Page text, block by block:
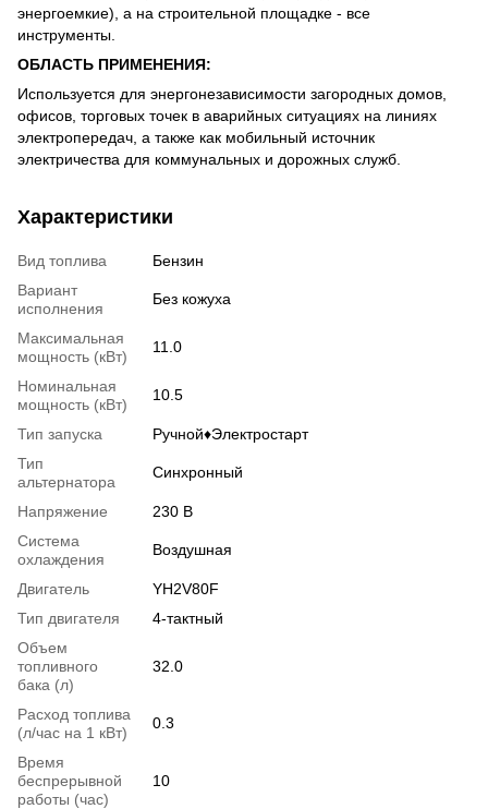
энергоемкие), а на строительной площадке - все
инструменты.
ОБЛАСТЬ ПРИМЕНЕНИЯ:
Используется для энергонезависимости загородных домов,
офисов, торговых точек в аварийных ситуациях на линиях
электропередач, а также как мобильный источник
электричества для коммунальных и дорожных служб.
Характеристики
Вид топлива
Бензин
Вариант
исполнения
Без кожуха
Максимальная
мощность (кВт)
11.0
Номинальная
мощность (кВт)
10.5
Тип запуска
Ручной♦Электростарт
Тип
альтернатора
Синхронный
Напряжение
230 В
Система
охлаждения
Воздушная
Двигатель
YH2V80F
Тип двигателя
4-тактный
Объем
топливного
бака (л)
32.0
Расход топлива
(л/час на 1 кВт)
0.3
Время
беспрерывной
работы (час)
10